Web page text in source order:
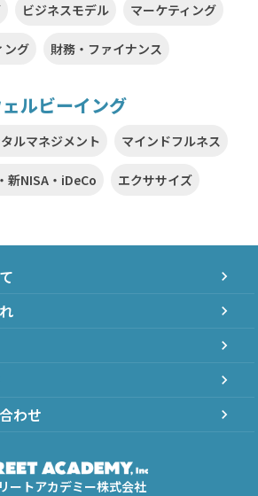
ビジネスモデル マーケティング
ング 財務・ファイナンス
ルビーイング
ルマネジメント マインドフルネス
新NISA・iDeCo エクササイズ
chevron_right
chevron_right
chevron_right
chevron_right
わせ chevron_right
ートアカデミー株式会社